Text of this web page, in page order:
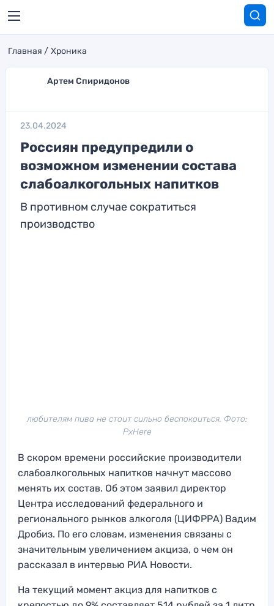
Главная Хроника
Артем Спиридонов
23.04.2024
Россиян предупредили о
возможном изменении состава
слабоалкогольных напитков
В противном случае сократиться
производство
любителям пива не стоит сильно беспокоиться. Фото:
PxHere
В скором времени российские производители
слабоалкогольных напитков начнут массово
менять их состав. Об этом заявил директор
Центра исследований федерального и
регионального рынков алкоголя (ЦИФРРА) Вадим
Дробиз. По его словам, изменения связаны с
значительным увеличением акциза, о чем он
рассказал в интервью РИА Новости.
На текущий момент акциз для напитков с